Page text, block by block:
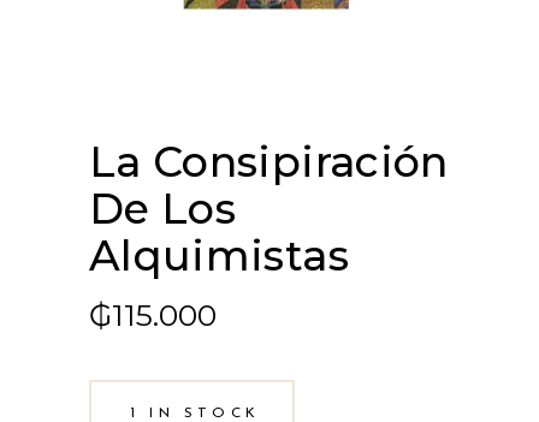
La Consipiración
De Los
Alquimistas
₲115.000
1 IN STOCK